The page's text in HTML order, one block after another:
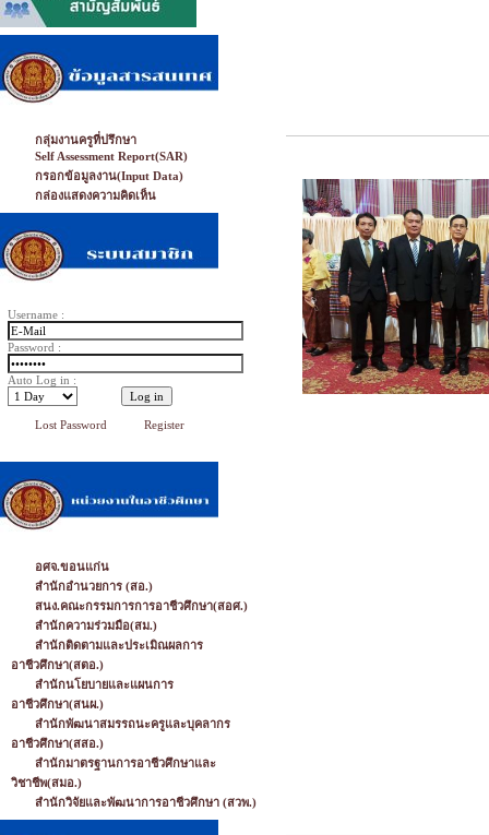
กลุ่มงานครูที่ปรึกษา
Self Assessment Report(SAR)
กรอกข้อมูลงาน(Input Data)
กล่องแสดงความคิดเห็น
Username :
Password :
Auto Log in :
Lost Password Register
อศจ.ขอนแก่น
สำนักอำนวยการ (สอ.)
สนง.คณะกรรมการการอาชีวศึกษา(สอศ.)
สำนักความร่วมมือ(สม.)
สำนักติดตามและประเมิณผลการ
อาชีวศึกษา(สตอ.)
สำนักนโยบายและแผนการ
อาชีวศึกษา(สนผ.)
สำนักพัฒนาสมรรถนะครูและบุคลากร
อาชีวศึกษา(สสอ.)
สำนักมาตรฐานการอาชีวศึกษาและ
วิชาชีพ(สมอ.)
สำนักวิจัยและพัฒนาการอาชีวศึกษา (สวพ.)